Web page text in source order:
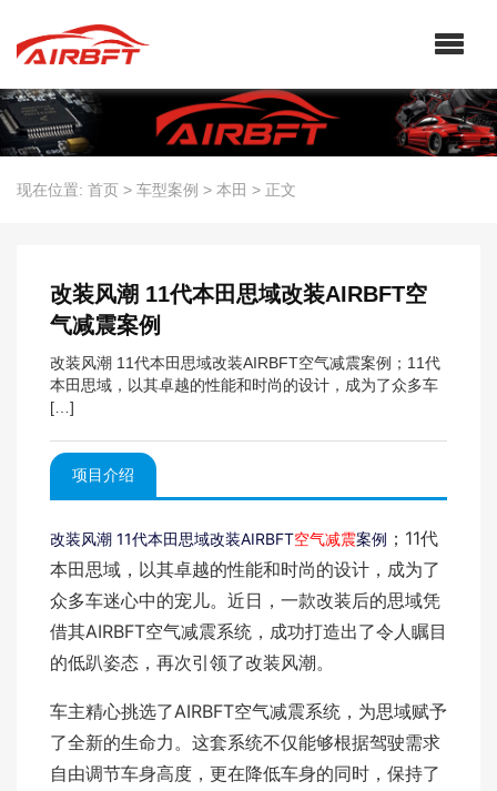
现在位置: 首页 > 车型案例 > 本田 > 正文
改装风潮 11代本田思域改装AIRBFT空
气减震案例
改装风潮 11代本田思域改装AIRBFT空气减震案例；11代
本田思域，以其卓越的性能和时尚的设计，成为了众多车
[…]
项目介绍
改装风潮 11代本田思域改装AIRBFT空气减震案例 ；11代
本田思域，以其卓越的性能和时尚的设计，成为了
众多车迷心中的宠儿。近日，一款改装后的思域凭
借其AIRBFT空气减震系统，成功打造出了令人瞩目
的低趴姿态，再次引领了改装风潮。
车主精心挑选了AIRBFT空气减震系统，为思域赋予
了全新的生命力。这套系统不仅能够根据驾驶需求
自由调节车身高度，更在降低车身的同时，保持了